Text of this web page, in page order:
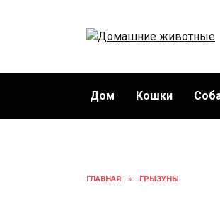
Дом Кошки
ГЛАВНАЯ » ГРЫЗУНЫ